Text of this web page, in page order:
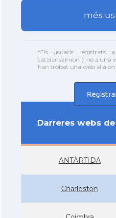
més
*Els usuaris
catalansalmon (i no a una
han trobat una web allà on
Darreres webs
ANTÀRTIDA
Charleston